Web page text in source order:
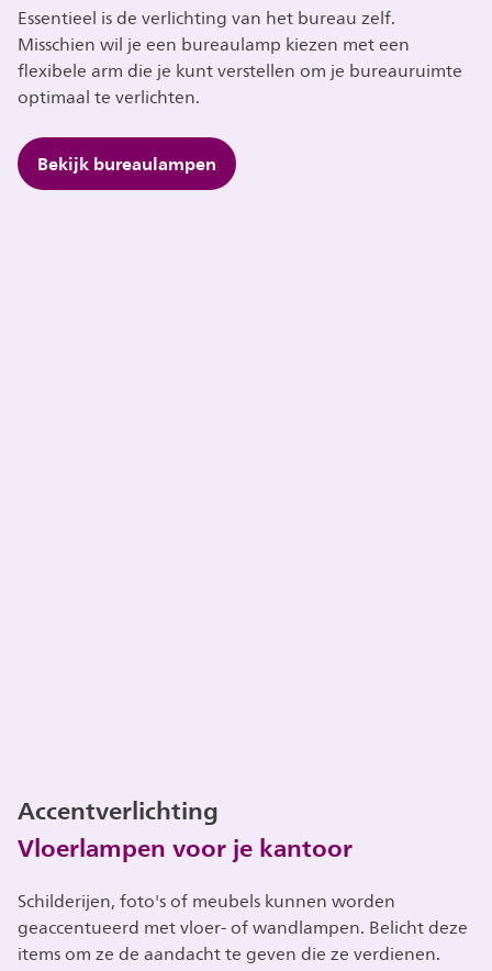
Essentieel is de verlichting van het bureau zelf.
Misschien wil je een bureaulamp kiezen met een
flexibele arm die je kunt verstellen om je bureauruimte
optimaal te verlichten.
Bekijk bureaulampen
Accentverlichting
Vloerlampen voor je kantoor
Schilderijen, foto's of meubels kunnen worden
geaccentueerd met vloer- of wandlampen. Belicht deze
items om ze de aandacht te geven die ze verdienen.